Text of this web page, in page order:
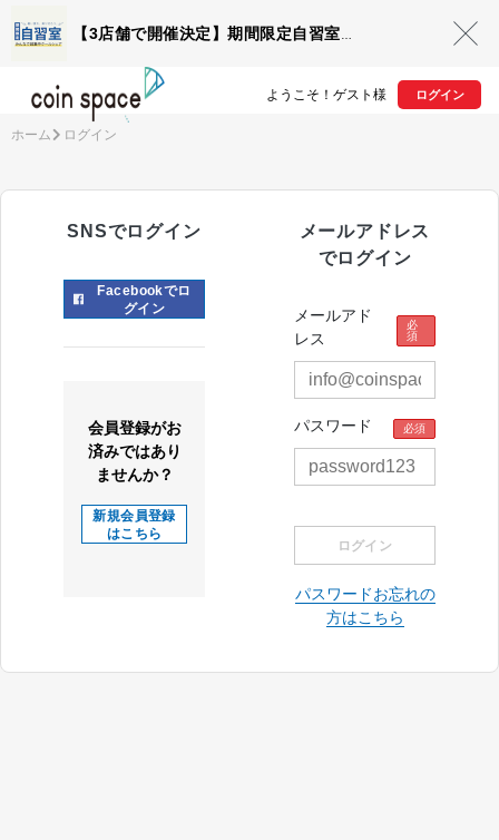
ようこそ！ゲスト様 ログイン
ホーム ログイン
SNSでログイン
Facebookでロ
グイン
会員登録がお
済みではあり
ませんか？
新規会員登録
はこちら
メールアドレス
でログイン
メールアド
レス
必
須
パスワード 必須
ログイン
パスワードお忘れの
方はこちら